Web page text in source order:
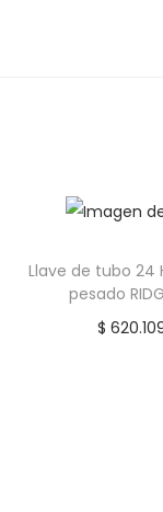
Llave de tubo 24
pesado
$